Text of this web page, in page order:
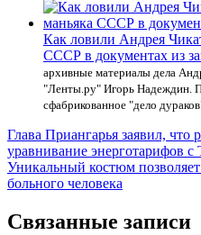
Как ловили Андрея
СССР в документах из
архивные материалы дела
"Ленты.ру" Игорь Надеждин.
сфабрикованное "дело
Навигация
по
записям
Глава Приангарья заявил, что
уравнивание энерготарифов с
Уникальный костюм позволяет
больного человека
Связанные записи